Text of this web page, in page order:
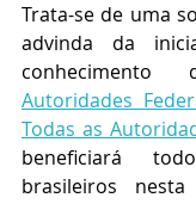
Trata-se de uma
advinda da
Autoridades
Todas as
beneficiará
brasileiros